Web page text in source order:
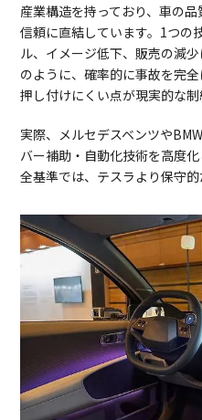
産業構造を持っており、車の
信頼に直結しています。1つの
ル、イメージ低下、販売の減
のように、確率的に事故を完
押し付けにくい点が現実的な制
実際、メルセデスベンツや
バー補助・自動化技術を高度
全基準では、テスラより保守的